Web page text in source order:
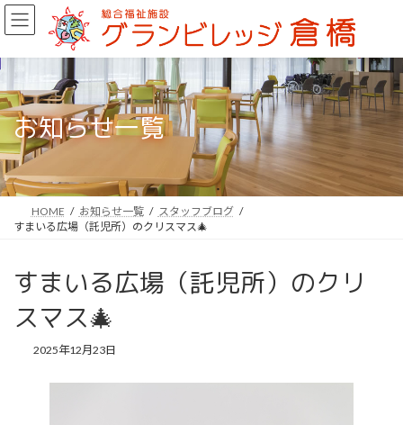
コ
ン
ン
へ
ス
ッ
プ
ナ
ビ
ー
ョ
ン
移
動
お知らせ一覧
HOME お知らせ一覧
スタッフブログ
すまいる広場（託児所）のクリスマス🎄
すまいる広場（託児所）のクリ
スマス🎄
2025年12月23日